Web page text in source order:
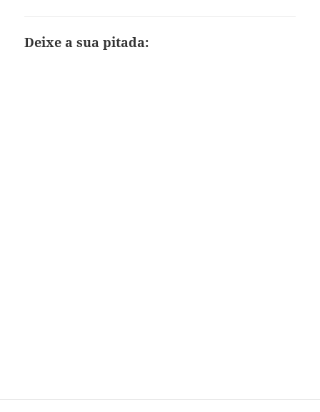
Deixe a sua pitada: